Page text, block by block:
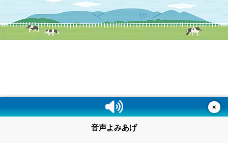
×
音声よみあげ